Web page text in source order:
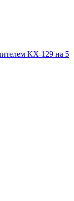
KX-129 на 5